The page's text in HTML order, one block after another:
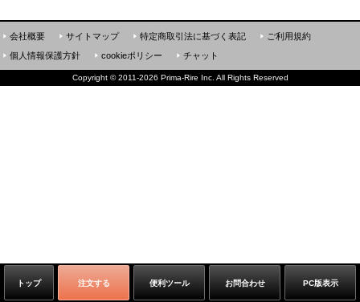
トップ 注文する 便利ツール お問合わせ PC版表示
会社概要 サイトマップ 特定商取引法に基づく表記
ご利用規約
個人情報保護方針
cookieポリシー チャット
Copyright ©2011-2026 Prima-Rire Inc. All Rights Reserved